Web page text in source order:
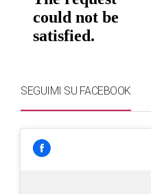
SEGUIMI SU FACEBOOK